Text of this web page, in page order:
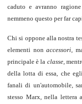
caduto e avranno
nemmeno questo per far
Chi si oppone alla nostra
elementi nonaccessori,
principale è la classe,
della lotta di essa, che
fanali di un'automobile,
stesso Marx, nella lettera